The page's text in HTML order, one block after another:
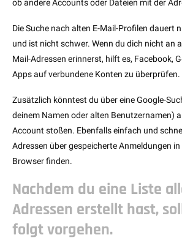
ob andere Accounts oder Dateien mit der
Die Suche nach alten E-Mail-Profilen dauert
und ist nicht schwer. Wenn du dich nicht an
Mail-Adressen erinnerst, hilft es, Facebook,
Apps auf verbundene Konten zu überprüfen.
Zusätzlich könntest du über eine Google-
deinem Namen oder alten Benutzernamen)
Account stoßen. Ebenfalls einfach und
Adressen über gespeicherte Anmeldungen
Browser finden.
Nachdem du eine Liste
Adressen erstellt hast,
folgt vorgehen.